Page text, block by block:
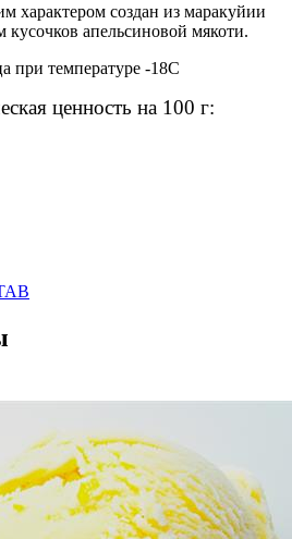
характером создан из маракуйии
кусочков апельсиновой мякоти.
при температуре -18С
ценность на 100 г: